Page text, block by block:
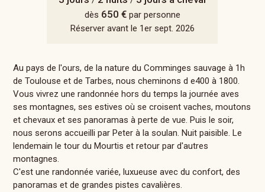
dès 650 €par personne
Réserver avant le 1er sept. 2026
Au pays de l'ours, de la nature du Comminges sauvage à 1h
de Toulouse et de Tarbes, nous cheminons d e400 à 1800.
Vous vivrez une randonnée hors du temps la journée aves
ses montagnes, ses estives où se croisent vaches, moutons
et chevaux et ses panoramas à perte de vue. Puis le soir,
nous serons accueilli par Peter à la soulan. Nuit paisible. Le
lendemain le tour du Mourtis et retour par d'autres
montagnes.
C'est une randonnée variée, luxueuse avec du confort, des
panoramas et de grandes pistes cavalières.